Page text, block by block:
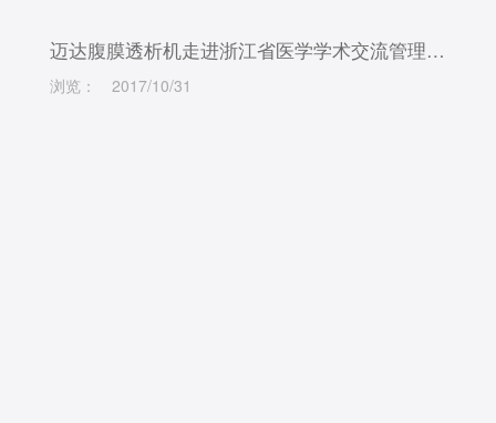
迈达腹膜透析机走进浙江省医学学术交流管理中心《论健》栏目
浏览： 2017/10/31